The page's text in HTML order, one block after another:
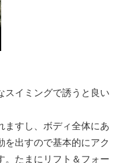
スイミングで誘うと良い
ますし、ボディ全体にあ
を出すので基本的にアク
。たまにリフト＆フォー